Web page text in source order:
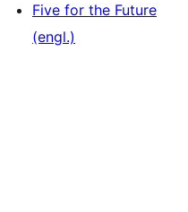
Five for the Future
(engl.)